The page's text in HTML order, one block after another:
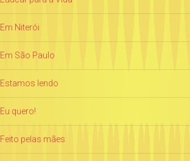
Em Niterói
Em São Paulo
Estamos lendo
Eu quero!
Feito pelas mães